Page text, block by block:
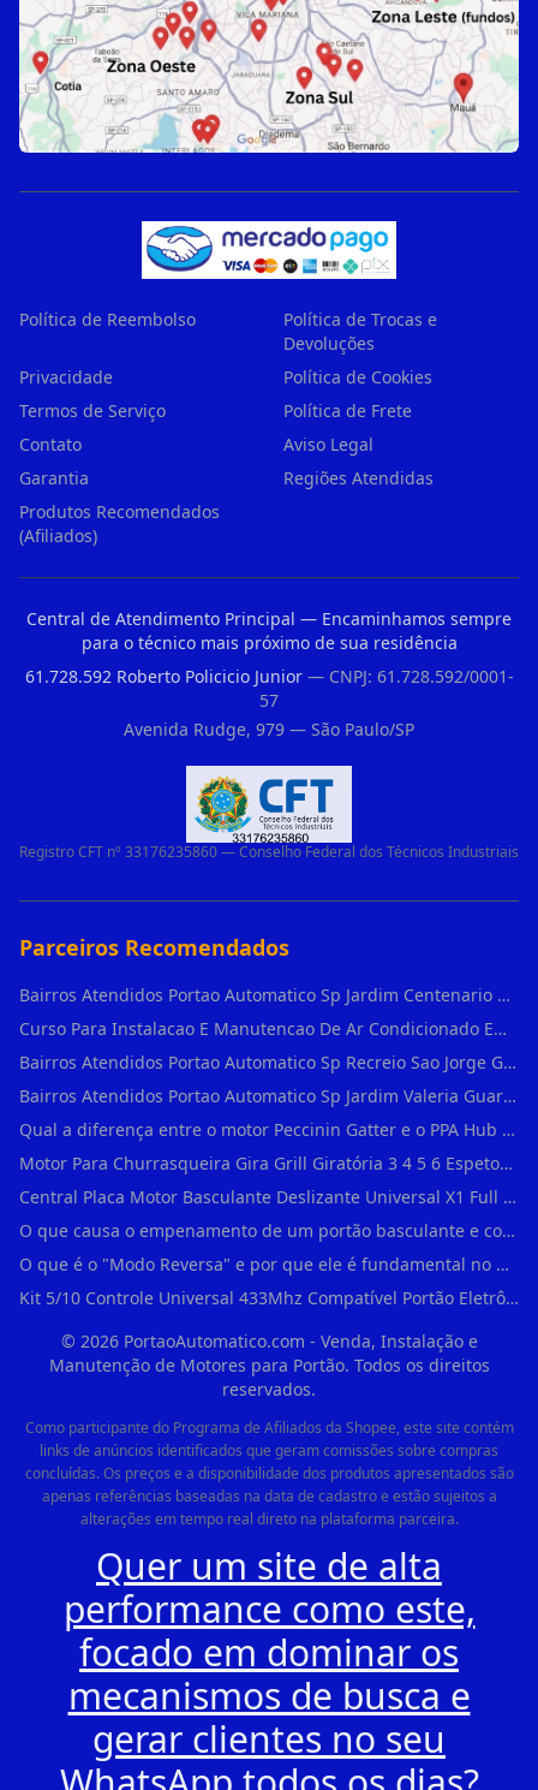
Política de Reembolso
Política de Trocas e
Devoluções
Privacidade
Política de Cookies
Termos de Serviço
Política de Frete
Contato
Aviso Legal
Garantia
Regiões Atendidas
Produtos Recomendados
(Afiliados)
Central de Atendimento Principal — Encaminhamos sempre
para o técnico mais próximo de sua residência
61.728.592 Roberto Policicio Junior— CNPJ: 61.728.592/0001-
57
Avenida Rudge, 979 — São Paulo/SP
Registro CFT nº 33176235860 — Conselho Federal dos Técnicos Industriais
Parceiros Recomendados
Bairros Atendidos Portao Automatico Sp Jardim Centenario Guarulhos Sp Motor Para Portao Automatico Eletronico
Curso Para Instalacao E Manutencao De Ar Condicionado Em Sao Paulo
Bairros Atendidos Portao Automatico Sp Recreio Sao Jorge Guarulhos Sp Motor Para Portao Automatico Eletronico
Bairros Atendidos Portao Automatico Sp Jardim Valeria Guarulhos Sp Motor Para Portao Automatico Eletronico
Qual a diferença entre o motor Peccinin Gatter e o PPA Hub em Vila Romana?
Motor Para Churrasqueira Gira Grill Giratória 3 4 5 6 Espetos Gme Maxtorque Bivo em Cidade Dutra
Central Placa Motor Basculante Deslizante Universal X1 Full Range 433mhz em Vila Prudente
O que causa o empenamento de um portão basculante e como evitar em Campo Belo?
O que é o "Modo Reversa" e por que ele é fundamental no dia a dia em Itapevi?
Kit 5/10 Controle Universal 433Mhz Compatível Portão Eletrônico Garagem Residenc em Pinheiros
© 2026PortaoAutomatico.com - Venda, Instalação e
Manutenção de Motores para Portão. Todos os direitos
reservados.
Como participante do Programa de Afiliados da Shopee, este site contém
links de anúncios identificados que geram comissões sobre compras
concluídas. Os preços e a disponibilidade dos produtos apresentados são
apenas referências baseadas na data de cadastro e estão sujeitos a
alterações em tempo real direto na plataforma parceira.
Quer um site de alta
performance como este,
focado em dominar os
mecanismos de busca e
gerar clientes no seu